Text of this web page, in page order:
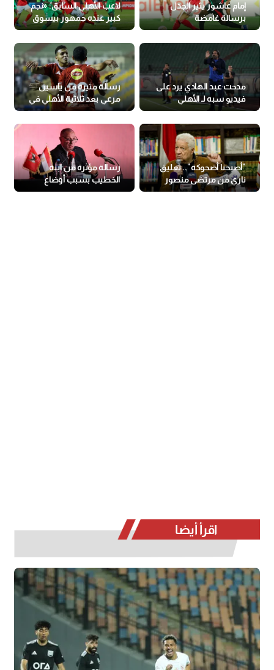
إمام عاشور يثير الجدل
برسالة غامضة
لاعب الأهلي السابق: «نجم
كبير عنده جمهور بيسوق
للمراهنات»
مدحت عبد الهادي يرد على
فيديو سبه لـ الأهلي
رسالة مثيرة من ياسين
مرعي بعد ثلاثية الأهلي في
الزمالك
"أصبحنا أضحوكة".. تعليق
ناري من مرتضى منصور
بعد خسارة الزمالك
رسالة مؤثرة من ابنة
الخطيب بسبب أوضاع
الأهلي
اقرأ أيضا